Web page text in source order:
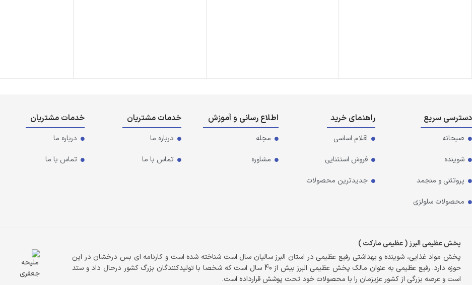
دسترسی سریع
صبحانه
شوینده
پروتئنی و منجمد
محصولات سلولزی
راهنمای خرید
اقلام اساسی
فروش استثنایی
جدیدترین محصولات
اطلاع رسانی و آموزش
مجله
مشاوره
خدمات مشتریان
درباره ما
تماس با ما
خدمات مشتریان
درباره ما
تماس با ما
پخش عظیمی البرز ( عظیمی مارکت )
پخش مواد غذایی، شوینده و بهداشتی رفیع عظیمی در استان البرز سالیان سال است شناخته شده است و کارنامه ای بس درخشان در این
حوزه دارد. رفیع عظیمی به عنوان مالک پخش عظیمی البرز بیش از 40 سال است که شخصا با تولیدکنندگان بزرگ کشور درحال داد و ستد
است و عرصه بزرگی از کشور عزیزمان را با محصولات خود تحت پوشش قرارداده است.